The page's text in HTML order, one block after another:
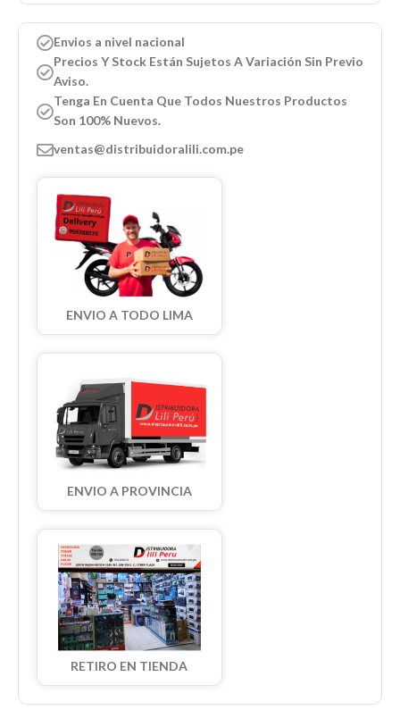
Envios a nivel nacional
Precios Y Stock Están Sujetos A Variación Sin Previo
Aviso.
Tenga En Cuenta Que Todos Nuestros Productos
Son 100% Nuevos.
ventas@distribuidoralili.com.pe
ENVIO A TODO LIMA
ENVIO A PROVINCIA
RETIRO EN TIENDA